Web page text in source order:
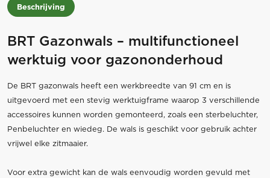
Beschrijving
BRT Gazonwals – multifunctioneel
werktuig voor gazononderhoud
De BRT gazonwals heeft een werkbreedte van 91 cm en is
uitgevoerd met een stevig werktuigframe waarop 3 verschillende
accessoires kunnen worden gemonteerd, zoals een sterbeluchter,
Penbeluchter en wiedeg. De wals is geschikt voor gebruik achter
vrijwel elke zitmaaier.
Voor extra gewicht kan de wals eenvoudig worden gevuld met